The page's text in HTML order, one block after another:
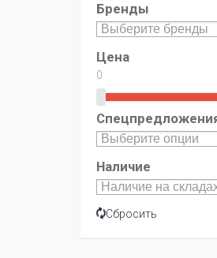
Бренды
Цена
Наличие
Сбросить